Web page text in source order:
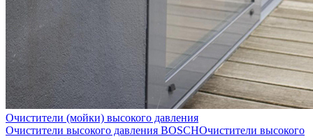
Очистители (мойки) высокого давления
Очистители высокого давления BOSCHОчистители высокого